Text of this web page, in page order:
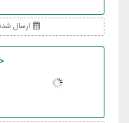
ارسال شده در